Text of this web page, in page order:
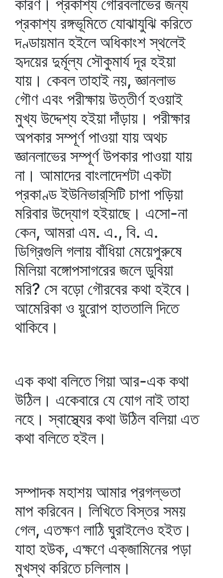
কারণ। প্রকাশ্য গৌরবলাভের জন্য
প্রকাশ্য রঙ্গভূমিতে যোঝাযুঝি করিতে
দণ্ডায়মান হইলে অধিকাংশ স্থলেই
হৃদয়ের দুর্মূল্য সৌকুমার্য দূর হইয়া
যায়। কেবল তাহাই নয়, জ্ঞানলাভ
গৌণ এবং পরীক্ষায় উত্তীর্ণ হওয়াই
মুখ্য উদ্দেশ্য হইয়া দাঁড়ায়। পরীক্ষার
অপকার সম্পূর্ণ পাওয়া যায় অথচ
জ্ঞানলাভের সম্পূর্ণ উপকার পাওয়া যায়
না। আমাদের বাংলাদেশটা একটা
প্রকাণ্ড ইউনিভার্‌সিটি চাপা পড়িয়া
মরিবার উদ্যোগ হইয়াছে। এসো-না
কেন, আমরা এম. এ., বি. এ.
ডিগ্রিগুলি গলায় বাঁধিয়া মেয়েপুরুষে
মিলিয়া বঙ্গোপসাগরের জলে ডুবিয়া
মরি? সে বড়ো গৌরবের কথা হইবে।
আমেরিকা ও য়ুরোপ হাততালি দিতে
থাকিবে।
এক কথা বলিতে গিয়া আর-এক কথা
উঠিল। একেবারে যে যোগ নাই তাহা
নহে। স্বাস্থ্যের কথা উঠিল বলিয়া এত
কথা বলিতে হইল।
সম্পাদক মহাশয় আমার প্রগল্‌ভতা
মাপ করিবেন। লিখিতে বিস্তর সময়
গেল, এতক্ষণ লাঠি ঘুরাইলেও হইত।
যাহা হউক, এক্ষণে এক্‌জামিনের পড়া
মুখস্থ করিতে চলিলাম।